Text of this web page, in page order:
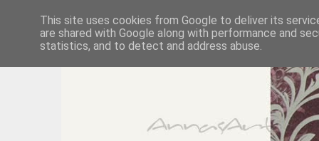
This site uses cookies from Google to deliver its
are shared with Google along with performance and
statistics, and to detect and address abuse.